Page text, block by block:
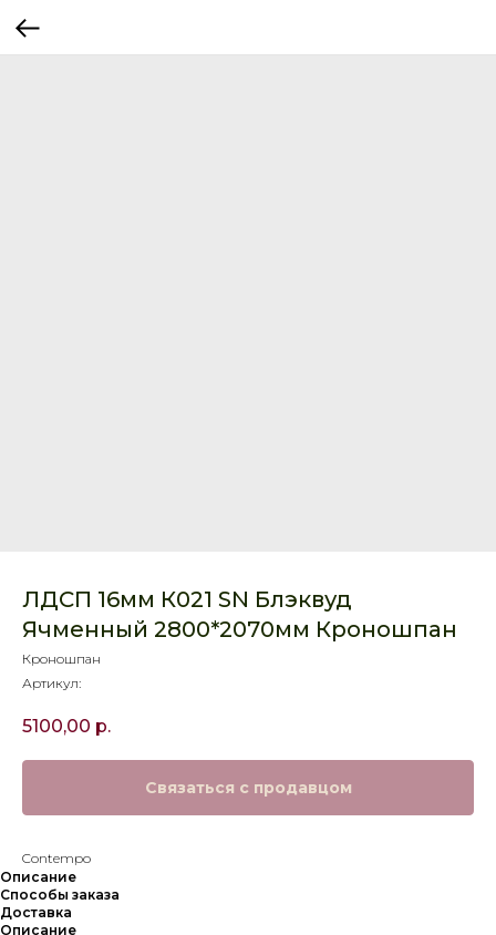
ЛДСП 16мм К021 SN Блэквуд
Ячменный 2800*2070мм Кроношпан
Кроношпан
Артикул:
5100,00 р.
Связаться с продавцом
Contempo
Описание
Способы заказа
Доставка
Описание